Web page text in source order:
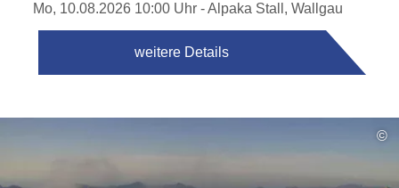
Mo, 10.08.2026 10:00 Uhr - Alpaka Stall, Wallgau
weitere Details
©